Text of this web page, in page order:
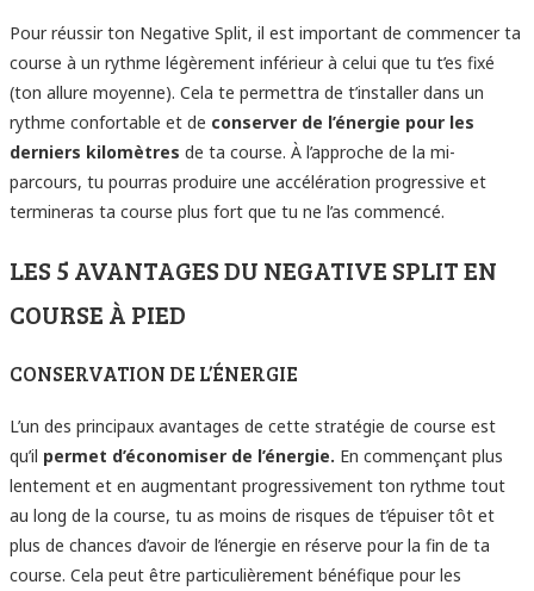
Pour réussir ton Negative Split, il est important de commencer ta
course à un rythme légèrement inférieur à celui que tu t’es fixé
(ton allure moyenne). Cela te permettra de t’installer dans un
rythme confortable et de conserver de l’énergie pour les
derniers kilomètres de ta course. À l’approche de la mi-
parcours, tu pourras produire une accélération progressive et
termineras ta course plus fort que tu ne l’as commencé.
LES 5 AVANTAGES DU NEGATIVE SPLIT EN
COURSE À PIED
CONSERVATION DE L’ÉNERGIE
L’un des principaux avantages de cette stratégie de course est
qu’il permet d’économiser de l’énergie. En commençant plus
lentement et en augmentant progressivement ton rythme tout
au long de la course, tu as moins de risques de t’épuiser tôt et
plus de chances d’avoir de l’énergie en réserve pour la fin de ta
course. Cela peut être particulièrement bénéfique pour les